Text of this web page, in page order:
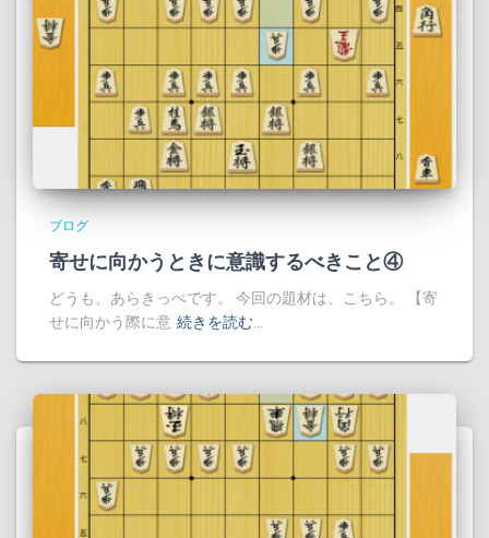
ブログ
寄せに向かうときに意識するべきこと④
どうも、あらきっぺです。 今回の題材は、こちら。 【寄
せに向かう際に意 続きを読む…